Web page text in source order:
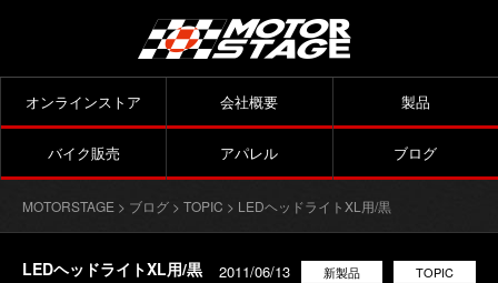
オンラインストア 会社概要 製品
バイク販売 アパレル ブログ
MOTORSTAGE > ブログ > TOPIC > LEDヘッドライトXL用/黒
LEDヘッドライトXL用/黒 TOPIC
新製品
2011/06/13